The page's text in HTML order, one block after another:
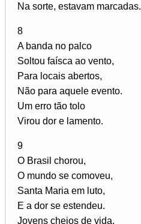
Na sorte, estavam marcadas.
8
A banda no palco
Soltou faísca ao vento,
Para locais abertos,
Não para aquele evento.
Um erro tão tolo
Virou dor e lamento.
9
O Brasil chorou,
O mundo se comoveu,
Santa Maria em luto,
E a dor se estendeu.
Jovens cheios de vida,